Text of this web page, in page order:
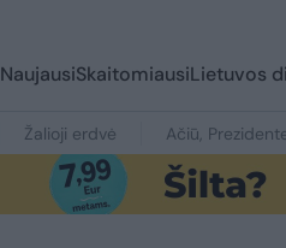
NaujausiSkaitomiausiLietuvos
Žalioji erdvė Ačiū,